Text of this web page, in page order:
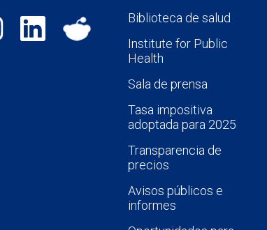
Biblioteca de salud
Institute for Public
Health
Sala de prensa
Tasa impositiva
adoptada para 2025
Transparencia de
precios
Avisos públicos e
informes